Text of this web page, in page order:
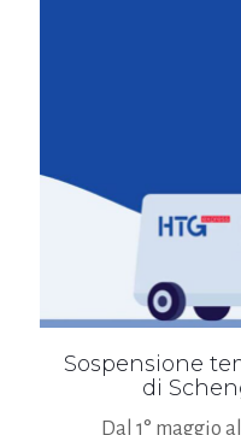
Sospensione
di
Dal 1° maggio